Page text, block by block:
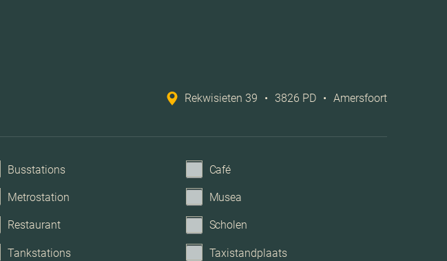
Tv kabel, frans balkon, glasvezel kabel, zonnepanelen, balansventilatie
Rekwisieten 39 • 3826 PD • Amersfoort
Busstations Café
Metrostation Musea
Restaurant Scholen
Tankstations Taxistandplaats